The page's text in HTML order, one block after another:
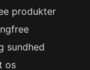
produkter
sundhed
os